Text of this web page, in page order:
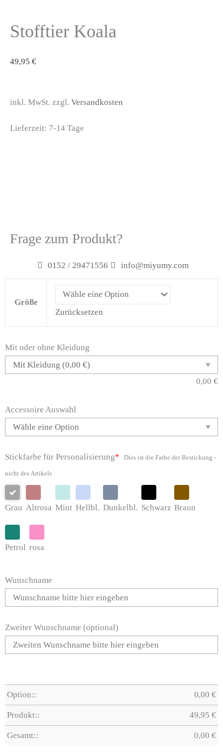
Stofftier Koala
49,95 €
inkl. MwSt. zzgl. Versandkosten
Lieferzeit: 7-14 Tage
Frage zum Produkt?
0152 / 29471556 info@miyumy.com
Größe
Zurücksetzen
Mit oder ohne Kleidung
0,00 €
Accessoire Auswahl
Stickfarbe für Personalisierung* Dies ist die Farbe der Bestickung -
nicht des Artikels
Grau Altrosa Mint Hellbl. Dunkelbl. Schwarz Braun
Petrol rosa
Wunschname
Zweiter Wunschname (optional)
Option:: 0,00 €
Produkt:: 49,95 €
Gesamt:: 0,00 €
Koala